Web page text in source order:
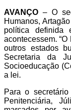
AVANÇO– O
Humanos,
política
acontecessem.
outros estados
Secretaria da
Socioeducação
a lei.
Para o
Penitenciária,